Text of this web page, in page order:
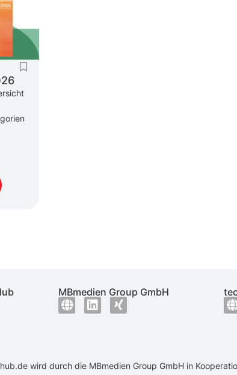
MBmedien Group GmbH
wird durch die MBmedien Group GmbHin